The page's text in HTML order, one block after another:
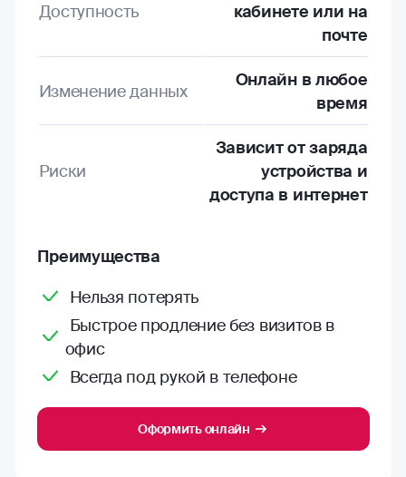
Доступность
кабинете или на
почте
Изменение данных
Онлайн в любое
время
Риски
Зависит от заряда
устройства и
доступа в интернет
Преимущества
Нельзя потерять
Быстрое продление без визитов в
офис
Всегда под рукой в телефоне
Оформить онлайн